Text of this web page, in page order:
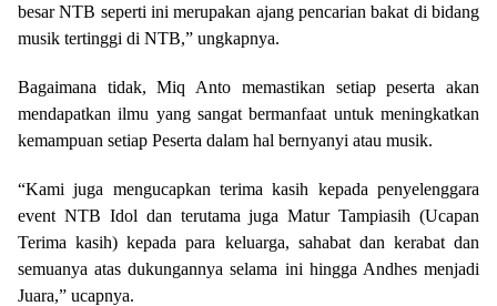
besar NTB seperti ini merupakan ajang pencarian bakat di bidang
musik tertinggi di NTB,” ungkapnya.
Bagaimana tidak, Miq Anto memastikan setiap peserta akan
mendapatkan ilmu yang sangat bermanfaat untuk meningkatkan
kemampuan setiap Peserta dalam hal bernyanyi atau musik.
“Kami juga mengucapkan terima kasih kepada penyelenggara
event NTB Idol dan terutama juga Matur Tampiasih (Ucapan
Terima kasih) kepada para keluarga, sahabat dan kerabat dan
semuanya atas dukungannya selama ini hingga Andhes menjadi
Juara,” ucapnya.